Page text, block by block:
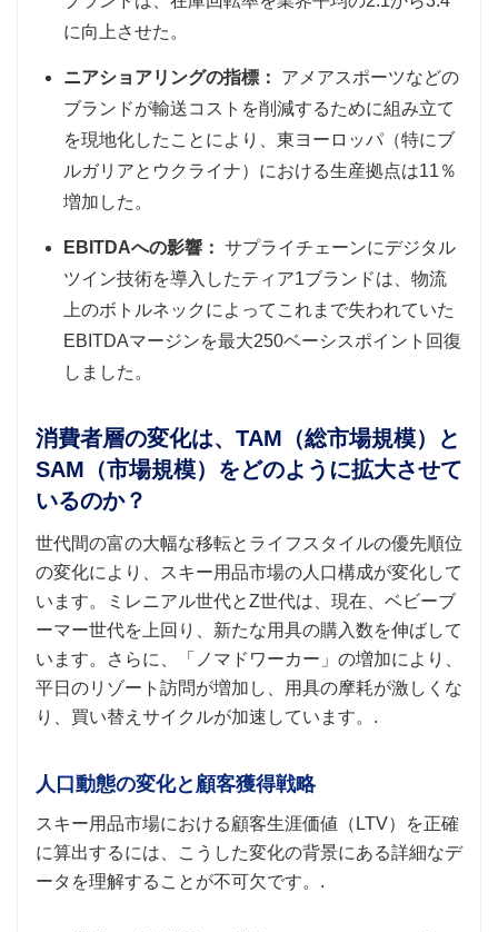
に向上させた。
ニアショアリングの指標：
アメアスポーツなどの
ブランドが輸送コストを削減するために組み立て
を現地化したことにより、東ヨーロッパ（特にブ
ルガリアとウクライナ）における生産拠点は11％
増加した。
EBITDAへの影響： サプライチェーンにデジタル
ツイン技術を導入したティア1ブランドは、物流
上のボトルネックによってこれまで失われていた
EBITDAマージンを最大250ベーシスポイント回復
しました。
消費者層の変化は、TAM（総市場規模）と
SAM（市場規模）をどのように拡大させて
いるのか？
世代間の富の大幅な移転とライフスタイルの優先順位
の変化により、スキー用品市場の人口構成が変化して
います。ミレニアル世代とZ世代は、現在、ベビーブ
ーマー世代を上回り、新たな用具の購入数を伸ばして
います。さらに、「ノマドワーカー」の増加により、
平日のリゾート訪問が増加し、用具の摩耗が激しくな
り、買い替えサイクルが加速しています。.
人口動態の変化と顧客獲得戦略
スキー用品市場における顧客生涯価値（LTV）を正確
に算出するには、こうした変化の背景にある詳細なデ
ータを理解することが不可欠です。.